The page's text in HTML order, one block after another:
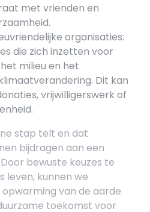
met vrienden en
organisaties:
die zich inzetten voor
milieu en het
Dit kan
vrijwilligerswerk of
stap telt en dat
bijdragen aan een
bewuste keuzes te
leven, kunnen we
van de aarde
toekomst voor